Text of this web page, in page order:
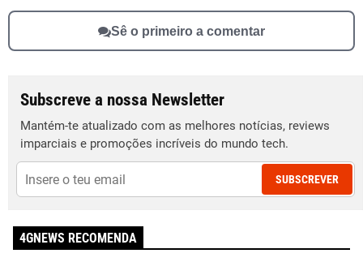
Sê o primeiro a comentar
Subscreve a nossa Newsletter
Mantém-te atualizado com as melhores notícias, reviews
imparciais e promoções incríveis do mundo tech.
SUBSCREVER
4GNEWS RECOMENDA